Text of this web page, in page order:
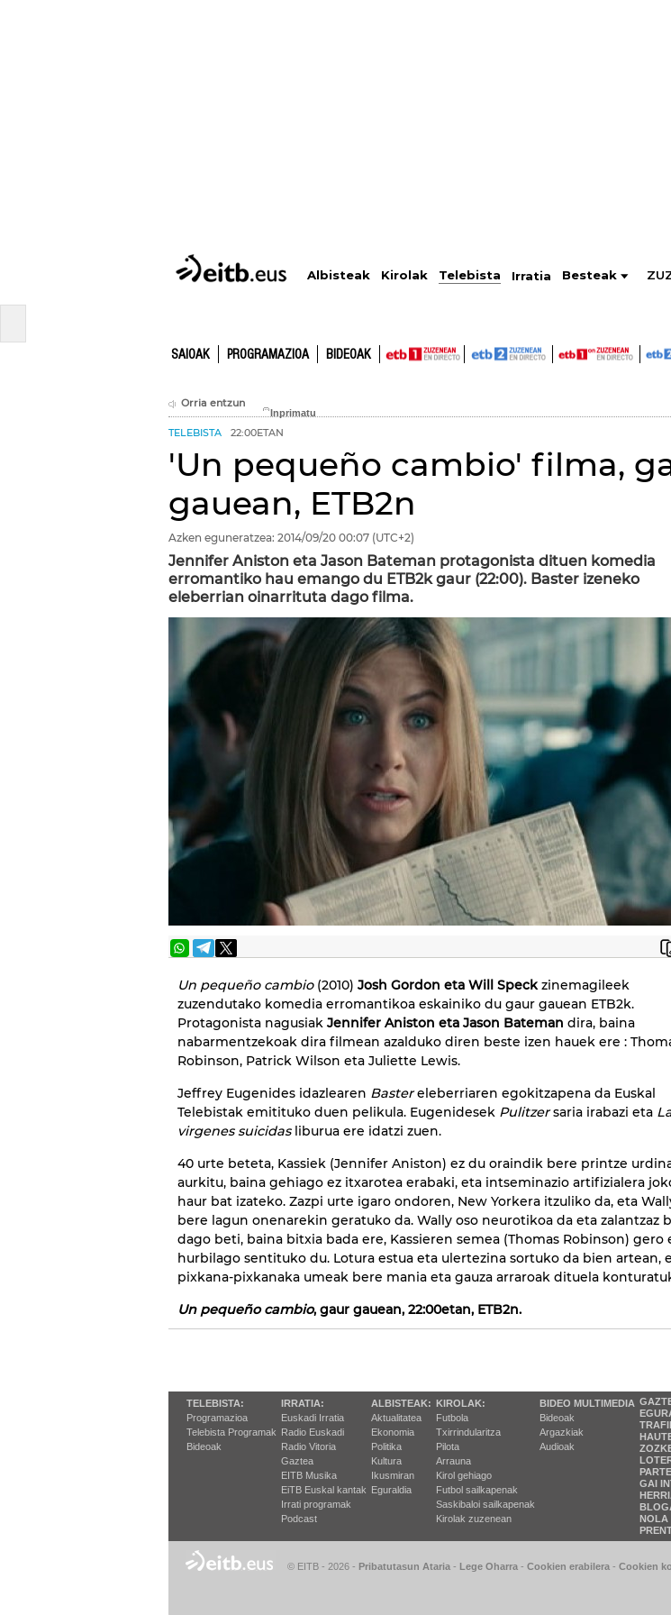
Albisteak Kirolak Telebista Irratia Besteak
SAIOAK PROGRAMAZIOA BIDEOAK
Orria entzun
TELEBISTA 22:00ETAN
'Un pequeño cambio' filma,
gauean, ETB2n
Azken eguneratzea: 2014/09/20 00:07 (UTC+2)
Jennifer Aniston eta Jason Bateman protagonista dituen komedia
erromantiko hau emango du ETB2k gaur (22:00). Baster izeneko
eleberrian oinarrituta dago filma.
Un pequeño cambio(2010) Josh Gordon eta Will Speckzinemagileek
zuzendutako komedia erromantikoa eskainiko du gaur gauean ETB2k.
Protagonista nagusiak Jennifer Aniston eta Jason Bateman dira, baina
nabarmentzekoak dira filmean azalduko diren beste izen hauek ere :
Robinson, Patrick Wilson eta Juliette Lewis.
Jeffrey Eugenides idazlearen Bastereleberriaren egokitzapena da Euskal
Telebistak emitituko duen pelikula. Eugenidesek Pulitzersaria irabazi eta
virgenes suicidasliburua ere idatzi zuen.
40 urte beteta, Kassiek (Jennifer Aniston) ez du oraindik bere printze
aurkitu, baina gehiago ez itxarotea erabaki, eta intseminazio artifizialera
haur bat izateko. Zazpi urte igaro ondoren, New Yorkera itzuliko da, eta
bere lagun onenarekin geratuko da. Wally oso neurotikoa da eta zalantzaz
dago beti, baina bitxia bada ere, Kassieren semea (Thomas Robinson) gero
hurbilago sentituko du. Lotura estua eta ulertezina sortuko da bien artean,
pixkana-pixkanaka umeak bere mania eta gauza arraroak dituela
Un pequeño cambio, gaur gauean, 22:00etan, ETB2n.
TELEBISTA:
Programazioa
Telebista Programak
Bideoak
IRRATIA:
Euskadi Irratia
Radio Euskadi
Radio Vitoria
Gaztea
EITB Musika
EiTB Euskal kantak
Irrati programak
Podcast
ALBISTEAK:
Aktualitatea
Ekonomia
Politika
Kultura
Ikusmiran
Eguraldia
KIROLAK:
Futbola
Txirrindularitza
Pilota
Arrauna
Kirol gehiago
Futbol sailkapenak
Saskibaloi sailkapenak
Kirolak zuzenean
BIDEO MULTIMEDIA
Bideoak
Argazkiak
Audioak
GAI
NOLA
© EITB - 2026 - Pribatutasun Ataria - Lege Oharra - Cookien erabilera - Cookien